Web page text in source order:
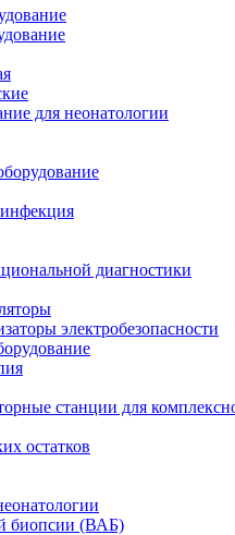
для неонатологии
диагностики
электробезопасности
станции для
остатков
биопсии (ВАБ)